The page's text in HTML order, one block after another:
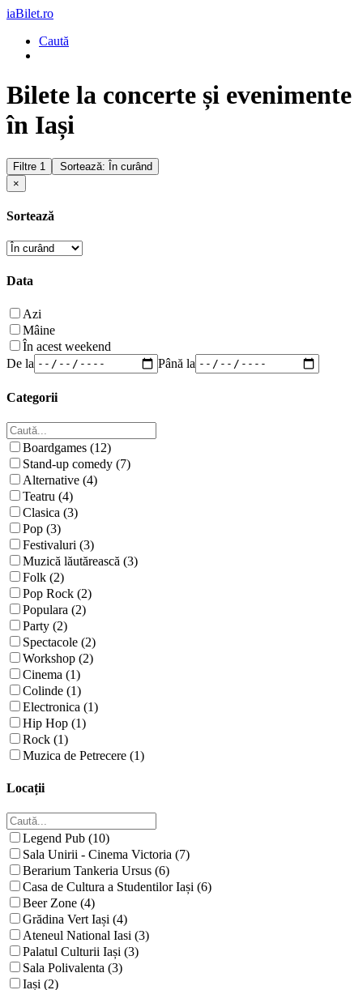
iaBilet.ro
Caută
Bilete la concerte și evenimente
în Iași
Filtre 1
Sortează: În curând
×
Sortează
Data
Azi
Mâine
În acest weekend
De la
Până la
Categorii
Boardgames (12)
Stand-up comedy (7)
Alternative (4)
Teatru (4)
Clasica (3)
Pop (3)
Festivaluri (3)
Muzică lăutărească (3)
Folk (2)
Pop Rock (2)
Populara (2)
Party (2)
Spectacole (2)
Workshop (2)
Cinema (1)
Colinde (1)
Electronica (1)
Hip Hop (1)
Rock (1)
Muzica de Petrecere (1)
Locații
Legend Pub (10)
Sala Unirii - Cinema Victoria (7)
Berarium Tankeria Ursus (6)
Casa de Cultura a Studentilor Iași (6)
Beer Zone (4)
Grădina Vert Iași (4)
Ateneul National Iasi (3)
Palatul Culturii Iași (3)
Sala Polivalenta (3)
Iași (2)